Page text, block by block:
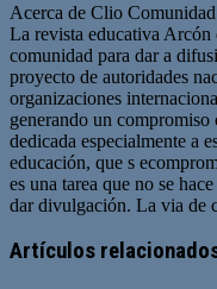
Acerca de Clio Comunidad
La revista educativa Arcón
comunidad para dar a
proyecto de autoridades
organizaciones
generando un compromiso
dedicada especialmente a
educación, que s
es una tarea que no se
dar divulgación. La via de
web
Artículos